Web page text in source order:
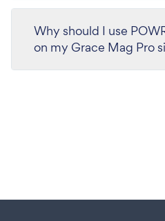
Why should I use
on my Grace Mag Pro